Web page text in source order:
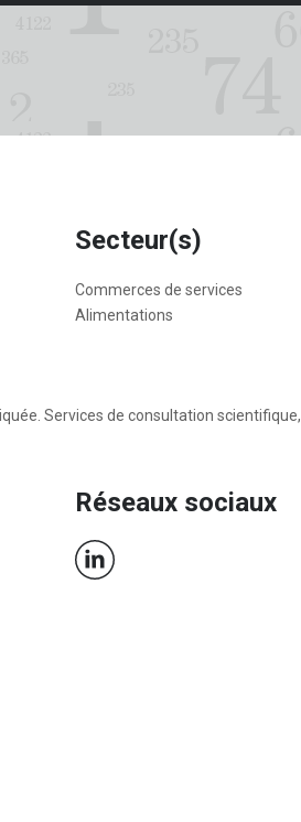
Secteur(s)
Commerces de services
Alimentations
Services de consultation scientifique,
Réseaux sociaux